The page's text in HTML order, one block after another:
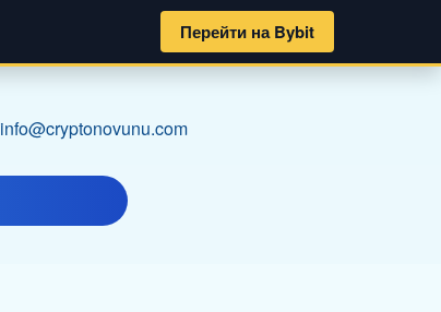
Перейти на Bybit
info@cryptonovunu.com